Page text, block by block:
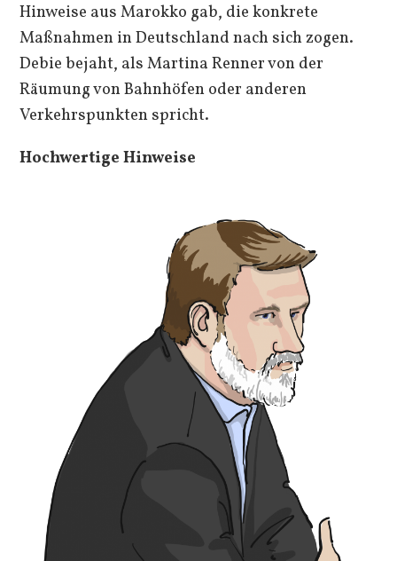
Hinweise aus Marokko gab, die konkrete
Maßnahmen in Deutschland nach sich zogen.
Debie bejaht, als Martina Renner von der
Räumung von Bahnhöfen oder anderen
Verkehrspunkten spricht.
Hochwertige Hinweise